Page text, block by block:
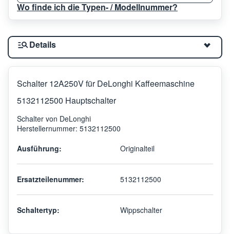
Wo finde ich die Typen- / Modellnummer?
Details
Schalter 12A250V für DeLonghi Kaffeemaschine
5132112500 Hauptschalter
Schalter von DeLonghi
Herstellernummer: 5132112500
Ausführung:
Originalteil
Ersatzteilenummer: 5132112500
Schaltertyp: Wippschalter